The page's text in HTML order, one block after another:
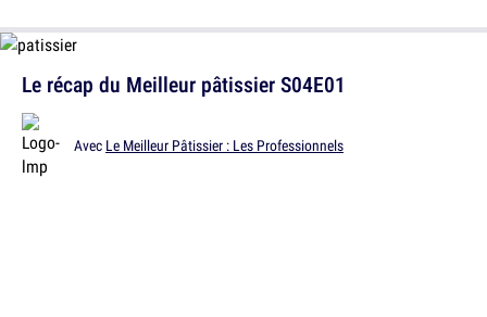
Le récap du Meilleur pâtissier S04E01
Avec Le Meilleur Pâtissier : Les Professionnels